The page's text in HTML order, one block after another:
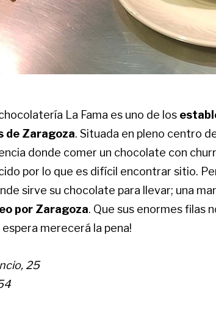
La Fama es uno de los
de Zaragoza. Situada en pleno centro
donde comer un chocolate con
por lo que es difícil encontrar sitio.
sirve su chocolate para llevar; una
por Zaragoza. Que sus enormes filas
espera merecerá la pena!
25